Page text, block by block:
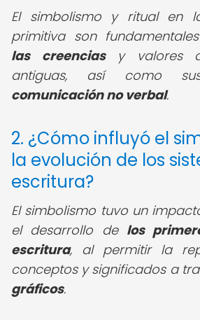
El simbolismo y ritual en
primitiva son
las creenciasy valores
antiguas, así como
comunicación no verbal.
2. ¿Cómo influyó el
la evolución de los
escritura?
El simbolismo tuvo un
el desarrollo de los
escritura, al permitir la
conceptos y significados a
gráficos.